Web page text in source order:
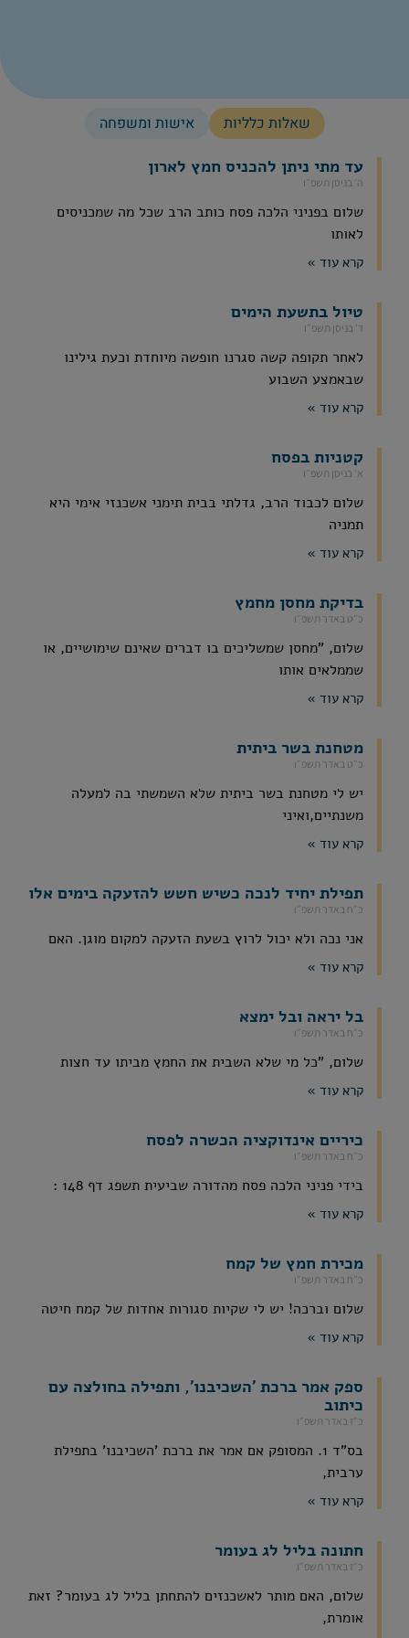
שאלות כלליות
אישות ומשפחה
עד מתי ניתן להכניס חמץ לארון
ה׳ בניסן תשפ״ו
שלום בפניני הלכה פסח כותב הרב שכל מה שמכניסים
לאותו
קרא עוד »
טיול בתשעת הימים
ד׳ בניסן תשפ״ו
לאחר תקופה קשה סגרנו חופשה מיוחדת וכעת גילינו
שבאמצע השבוע
קרא עוד »
קטניות בפסח
א׳ בניסן תשפ״ו
שלום לכבוד הרב, גדלתי בבית תימני אשכנזי אימי היא
תמניה
קרא עוד »
בדיקת מחסן מחמץ
כ״ט באדר תשפ״ו
שלום, "מחסן שמשליכים בו דברים שאינם שימושיים, או
שממלאים אותו
קרא עוד »
מטחנת בשר ביתית
כ״ט באדר תשפ״ו
יש לי מטחנת בשר ביתית שלא השמשתי בה למעלה
משנתיים,ואיני
קרא עוד »
תפילת יחיד לנכה כשיש חשש להזעקה בימים אלו
כ״ח באדר תשפ״ו
אני נכה ולא יכול לרוץ בשעת הזעקה למקום מוגן. האם
קרא עוד »
בל יראה ובל ימצא
כ״ח באדר תשפ״ו
שלום, "כל מי שלא השבית את החמץ מביתו עד חצות
קרא עוד »
כיריים אינדוקציה הכשרה לפסח
כ״ח באדר תשפ״ו
בידי פניני הלכה פסח מהדורה שביעית תשפג דף 148 :
קרא עוד »
מכירת חמץ של קמח
כ״ח באדר תשפ״ו
שלום וברכה! יש לי שקיות סגורות אחדות של קמח חיטה
קרא עוד »
ספק אמר ברכת 'השכיבנו', ותפילה בחולצה עם
כיתוב
כ״ז באדר תשפ״ו
בס"ד 1. המסופק אם אמר את ברכת 'השכיבנו' בתפילת
ערבית,
קרא עוד »
חתונה בליל לג בעומר
כ״ז באדר תשפ״ו
שלום, האם מותר לאשכנזים להתחתן בליל לג בעומר? זאת
אומרת,